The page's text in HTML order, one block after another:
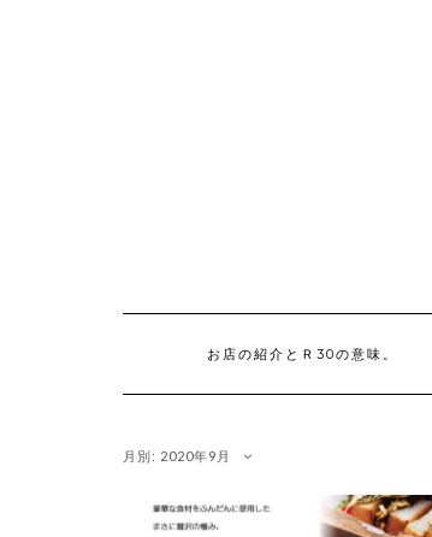
お店の紹介とＲ30の意味。
月別: 2020年9月